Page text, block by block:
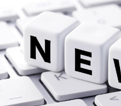
入学案内
アフタースクール